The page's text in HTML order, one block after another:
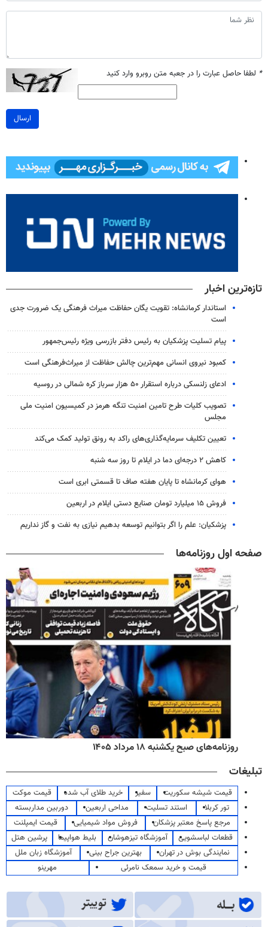
* لطفا حاصل عبارت را در جعبه متن روبرو وارد کنید
ارسال
تازه‌ترین اخبار
استاندار کرمانشاه: تقویت یگان حفاظت میراث فرهنگی یک ضرورت جدی
است
پیام تسلیت پزشکیان به رئیس دفتر بازرسی ویژه رئیس‌جمهور
کمبود نیروی انسانی مهم‌ترین چالش حفاظت از میراث‌فرهنگی است
ادعای زلنسکی درباره استقرار ۵۰ هزار سرباز کره شمالی در روسیه
تصویب کلیات طرح تامین امنیت تنگه هرمز در کمیسیون امنیت ملی
مجلس
تعیین تکلیف سرمایه‌گذاری‌های راکد به رونق تولید کمک می‌کند
کاهش ۲ درجه‌ای دما در ایلام تا روز سه شنبه
هوای کرمانشاه تا پایان هفته صاف تا قسمتی ابری است
فروش ۱۵ میلیارد تومان صنایع دستی ایلام در اربعین
پزشکیان: علم را اگر بتوانیم توسعه بدهیم نیازی به نفت و گاز نداریم
صفحه اول روزنامه‌ها
روزنامه‌های صبح یکشنبه ۱۸ مرداد ۱۴۰۵
تبلیغات
قیمت شیشه سکوریت سفیر خرید طلای آب شده
قیمت موکت
تور کربلا
استند تسلیت مداحی اربعین
دوربین مداربسته
مرجع پاسخ معتبر پزشکان
فروش مواد شیمیایی
قیمت ایمپلنت
قطعات لباسشویی
آموزشگاه تیزهوشان بلیط هواپیما
پرشین هتل
نمایندگی بوش در تهران
بهترین جراح بینی
آموزشگاه زبان ملل
قیمت و خرید سمعک نامرئی
مهرینو